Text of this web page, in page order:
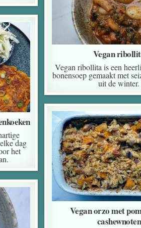
Vegan
Vegan ribollita is een
bonensoep gemaakt met
uit de winter.
dag
het
Vegan orzo met
cashewnoten